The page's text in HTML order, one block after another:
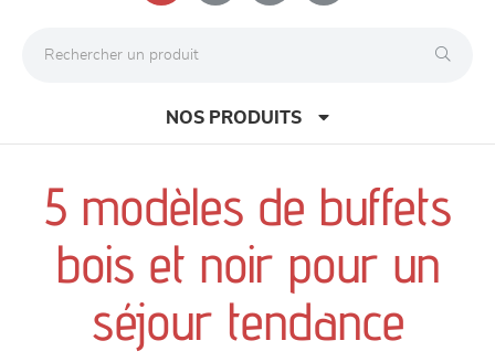
NOS PRODUITS
canapés et fauteuils
séjours
meubles de complément
5 modèles de buffets
bois et noir pour un
séjour tendance